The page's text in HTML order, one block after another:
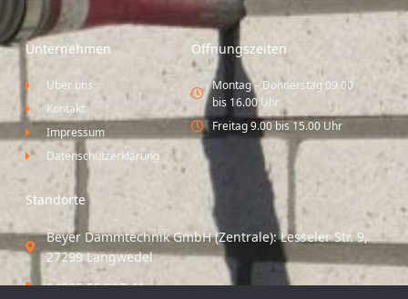
Unternehmen
Über uns
Kontakt
Impressum
Datenschutzerklärung
Öffnungszeiten
Montag – Donnerstag 09.00
bis 16.00 Uhr
Freitag 9.00 bis 15.00 Uhr
Standorte
Beyer Dämmtechnik GmbH (Zentrale): Lesseler Str. 9,
27299 Langwedel
04235 55 297 41